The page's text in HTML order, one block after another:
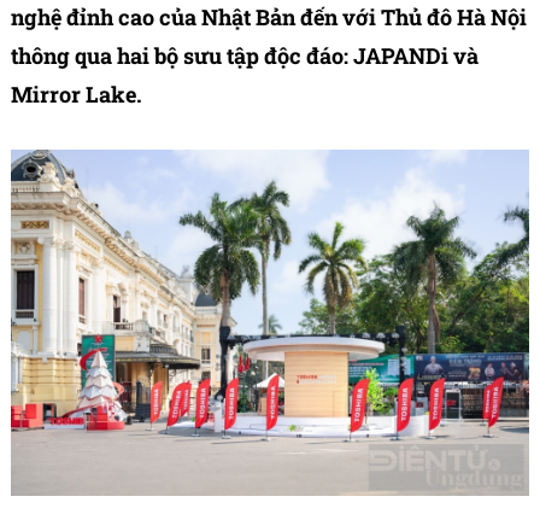
nghệ đỉnh cao của Nhật Bản đến với Thủ đô Hà Nội
thông qua hai bộ sưu tập độc đáo: JAPANDi và
Mirror Lake.